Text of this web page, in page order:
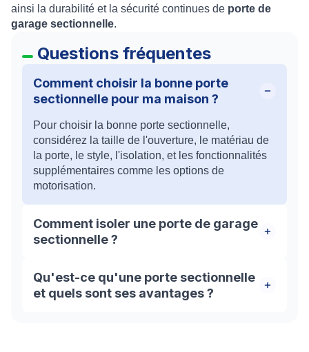
ainsi la durabilité et la sécurité continues de porte de
garage sectionnelle.
Questions fréquentes
Comment choisir la bonne porte
sectionnelle pour ma maison ?
Pour choisir la bonne porte sectionnelle,
considérez la taille de l'ouverture, le matériau de
la porte, le style, l'isolation, et les fonctionnalités
supplémentaires comme les options de
motorisation.
Comment isoler une porte de garage
sectionnelle ?
Pour isoler une porte de garage sectionelle ,optez
pour un matériau isolant adapté à votre porte de
garage. Les options courantes comprennent la
Qu'est-ce qu'une porte sectionnelle
et quels sont ses avantages ?